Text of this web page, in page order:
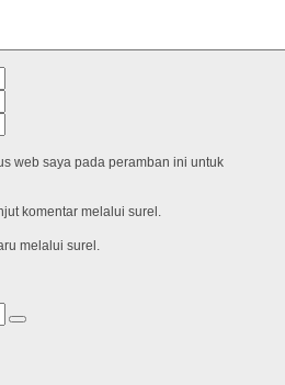
web saya pada peramban ini untuk
komentar melalui surel.
melalui surel.